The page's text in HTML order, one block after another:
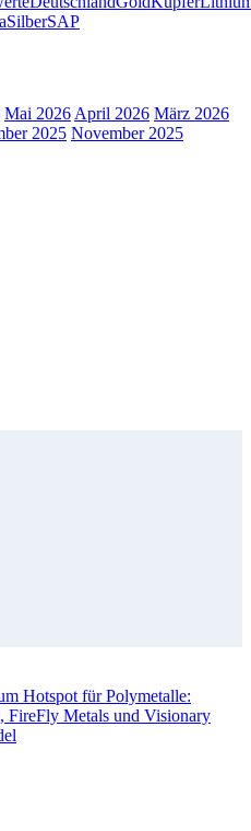
SilberSAP
Mai 2026April 2026 März 2026
2025 November 2025
Hotspot für Polymetalle:
Metals und Visionary